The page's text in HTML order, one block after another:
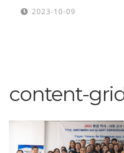
2023-10-09
content-